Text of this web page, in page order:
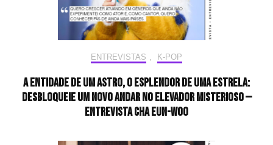
ENTREVISTAS , K-POP
A entidade de um astro, o esplendor de uma estrela:
desbloqueie um novo andar no elevador misterioso —
Entrevista CHA EUN-WOO